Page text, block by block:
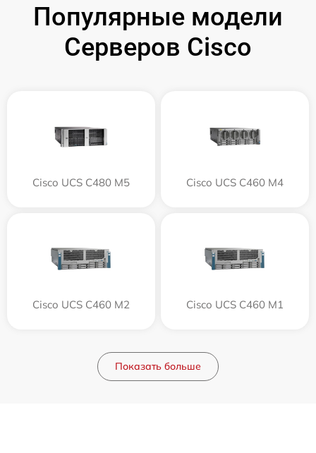
Популярные модели
Серверов Cisco
Cisco UCS C480 M5 Cisco UCS C460 M4
Cisco UCS C460 M2 Cisco UCS C460 M1
Показать больше